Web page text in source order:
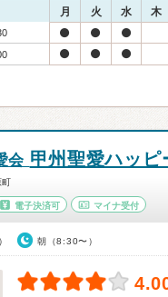
月 火 水 木
会 甲州聖愛ハッピ
電子決済可 マイナ受付
朝（8:30〜）